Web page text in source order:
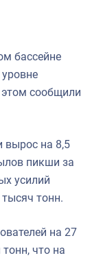
бассейне
сообщили
вырос на 8,5
пикши за
усилий
тонн.
на 27
что на